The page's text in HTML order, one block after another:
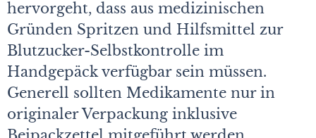
hervorgeht, dass aus medizinischen
Gründen Spritzen und Hilfsmittel zur
Blutzucker-Selbstkontrolle im
Handgepäck verfügbar sein müssen.
Generell sollten Medikamente nur in
originaler Verpackung inklusive